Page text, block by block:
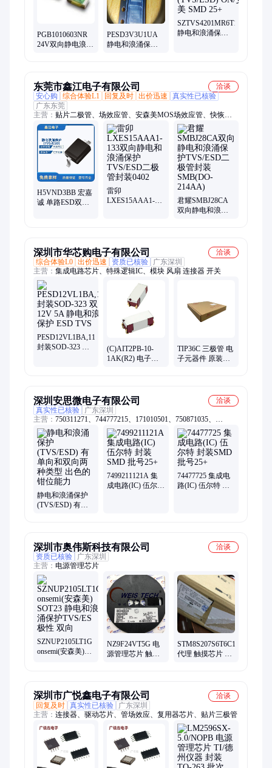
PGB1010603NR
24V双向静电浪涌
PESD3V3U1UA
静电和浪涌保护
SZTVS4201MR6T1G
静电和浪涌保护
东莞市鑫江电子有限公司
洽谈
安心购
综合体验L1 回复及时 出价迅速
真实性已核验
广东东莞
主营： 贴片二极管、场效应管、安森美MOS场效应管、快恢复
二极管、开关二极管、TVS二极管、ESD二极管、达林顿三极
管、MOS管、贴片三极管、肖特基二极管、稳压二极管
H5VND3BB 宏嘉
诚 单路ESD双向
雷卯
LXES15AAA1-
君耀SMBJ28CA
双向静电和浪涌
深圳市华芯购电子有限公司
洽谈
综合体验L0 出价迅速 资质已核验
广东深圳
主营：
集成电路芯片、特殊逻辑IC、模块 风扇 连接器 开关
PESD12VL1BA,115
封装SOD-323 双
(C)AIT2PB-10-
1AK(R2) 电子元
TIP36C 三极管 电
子元器件 原装现
深圳安思微电子有限公司
洽谈
真实性已核验
广东深圳
主营： 750311271、744777215、171010501、750871035、
171023801、782422231、173011235、750311303、749251060、
750311307、750311306、760801130、750313355、782422301、
750311899、760802112、750342104、744873680、820574211、
750311624、750311625、750316878、744902115、750032173、
750032395
静电和浪涌保护
(TVS/ESD) 有单
7499211121A 集
成电路(IC) 伍尔特
74477725 集成电
路(IC) 伍尔特 封
深圳市奥伟斯科技有限公司
洽谈
资质已核验
广东深圳
主营： 电源管理芯片
SZNUP2105LT1G
onsemi(安森美)
NZ9F24VT5G 电
源管理芯片 触摸
理
STM8S207S6T6C1748
代理 触摸芯片 单
深圳市广悦鑫电子有限公司
洽谈
回复及时 真实性已核验
广东深圳
主营： 连接器、驱动芯片、管场效应、复用器芯片、贴片三极管